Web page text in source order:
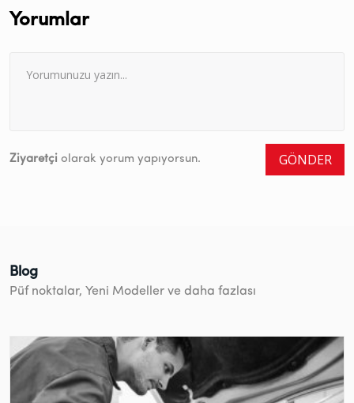
Yorumlar
Ziyaretçi olarak yorum yapıyorsun. GÖNDER
Blog
Püf noktalar, Yeni Modeller ve daha fazlası